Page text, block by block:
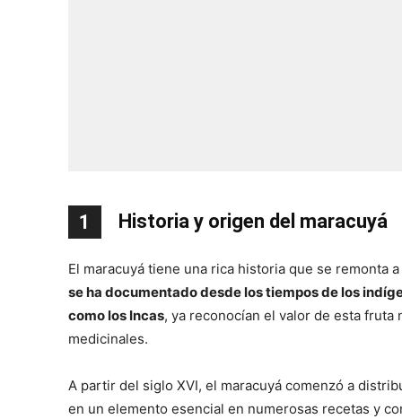
1 Historia y origen del maracuyá
El maracuyá tiene una rica historia que se remonta
se ha documentado desde los tiempos de los
como los Incas, ya reconocían el valor de esta
medicinales.
A partir del siglo XVI, el maracuyá comenzó a
en un elemento esencial en numerosas recetas y